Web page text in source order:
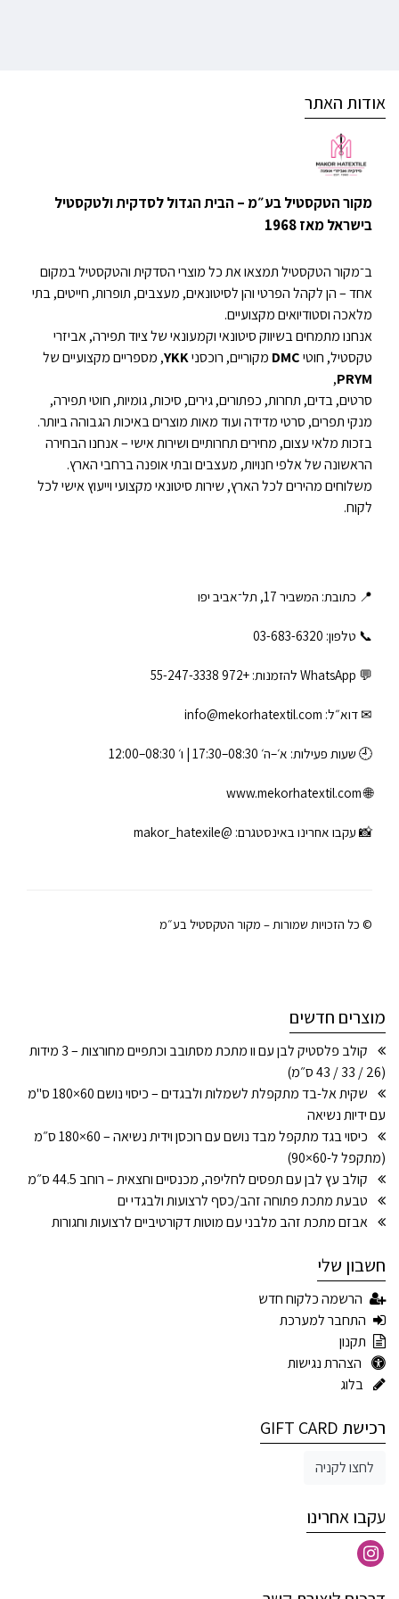
אודות האתר
מקור הטקסטיל בע״מ – הבית הגדול לסדקית ולטקסטיל
בישראל מאז 1968
ב־מקור הטקסטיל תמצאו את כל מוצרי הסדקית והטקסטיל במקום
אחד – הן לקהל הפרטי והן לסיטונאים, מעצבים, תופרות, חייטים, בתי
מלאכה וסטודיואים מקצועיים.
אנחנו מתמחים בשיווק סיטונאי וקמעונאי של ציוד תפירה, אביזרי
טקסטיל, חוטיDMC מקוריים, רוכסניYKK, מספריים מקצועיים של
PRYM
,
סרטים, בדים, תחרות, כפתורים, גירים, סיכות, גומיות, חוטי תפירה,
מנקי תפרים, סרטי מדידה ועוד מאות מוצרים באיכות הגבוהה ביותר.
בזכות מלאי עצום, מחירים תחרותיים ושירות אישי – אנחנו הבחירה
הראשונה של אלפי חנויות, מעצבים ובתי אופנה ברחבי הארץ.
משלוחים מהירים לכל הארץ, שירות סיטונאי מקצועי וייעוץ אישי לכל
לקוח.
📍 כתובת: המשביר 17, תל־אביב יפו
📞 טלפון: ‎03-683-6320
💬 WhatsApp להזמנות: +972 55-247-3338
✉ דוא״ל: info@mekorhatextil.com
🕘 שעות פעילות: א׳–ה׳ 08:30–17:30 | ו׳ 08:30–12:00
🌐
www.mekorhatextil.com
📸 עקבו אחרינו באינסטגרם: @makor_hatexile
© כל הזכויות שמורות – מקור הטקסטיל בע״מ
מוצרים חדשים
קולב פלסטיק לבן עם וו מתכת מסתובב וכתפיים מחורצות – 3 מידות
(26 / 33 / 43 ס״מ)
שקית אל-בד מתקפלת לשמלות ולבגדים – כיסוי נושם 60×180 ס"מ
עם ידיות נשיאה
כיסוי בגד מתקפל מבד נושם עם רוכסן וידית נשיאה – 60×180 ס״מ
(מתקפל ל-60×90)
קולב עץ לבן עם תפסים לחליפה, מכנסיים וחצאית – רוחב 44.5 ס״מ
טבעת מתכת פתוחה זהב/כסף לרצועות ולבגדי ים
אבזם מתכת זהב מלבני עם מוטות דקורטיביים לרצועות וחגורות
חשבון שלי
הרשמה כלקוח חדש
התחבר למערכת
תקנון
הצהרת נגישות
בלוג
רכישת GIFT CARD
לחצו לקניה
עקבו אחרינו